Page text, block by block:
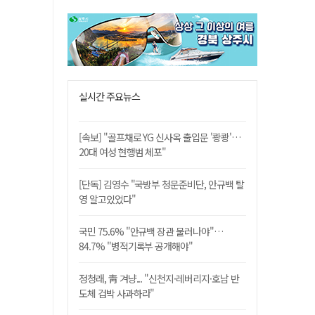
실시간 주요뉴스
[속보] "골프채로 YG 신사옥 출입문 '쾅쾅'…
20대 여성 현행범 체포"
[단독] 김영수 "국방부 청문준비단, 안규백 탈
영 알고있었다"
국민 75.6% "안규백 장관 물러나야"…
84.7% "병적기록부 공개해야"
정청래, 靑 겨냥... "신천지·레버리지·호남 반
도체 겁박 사과하라"